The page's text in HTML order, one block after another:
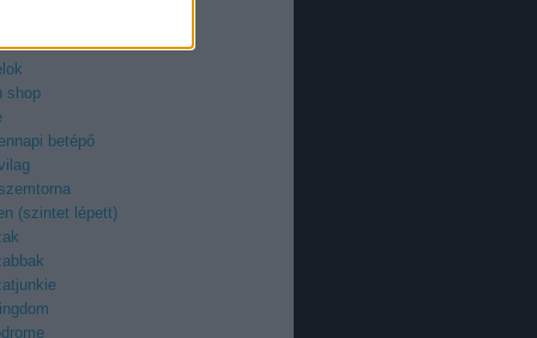
fan
shop
betépő
(szintet lépett)